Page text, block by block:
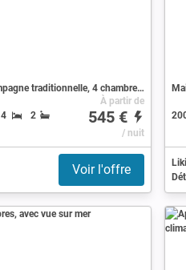
Maison de campagne traditionnelle, 4 chambres, avec piscine
4 2
À partir de
545 €
/ nuit
Voir l'offre